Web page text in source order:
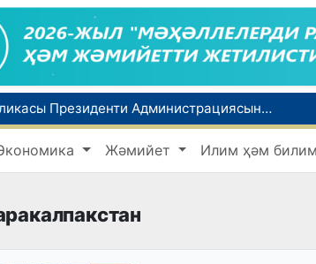
Сенат Өзбекстан Республикасы Президенти Администрациясының ҳуқықый статусы ҳаққындағы Конституциялық нызамды мақуллады
Өзбекстан жас аўыр атлетикашылары Азия чемпионатында биринши медальды қолға киргизди
райы мағлыўматыЖәмийет Илим ҳәм